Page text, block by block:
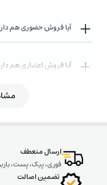
آیا فروش حضوری هم
آیا فروش اعتباری هم
روش های ارسال کالا
ارسال منعطف
فوری، پیک، پست،
تضمین اصالت